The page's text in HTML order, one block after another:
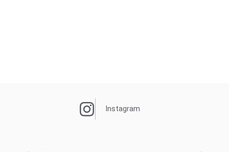
Instagram